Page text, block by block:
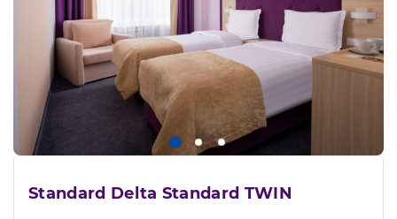
Standard Delta Standard TWIN